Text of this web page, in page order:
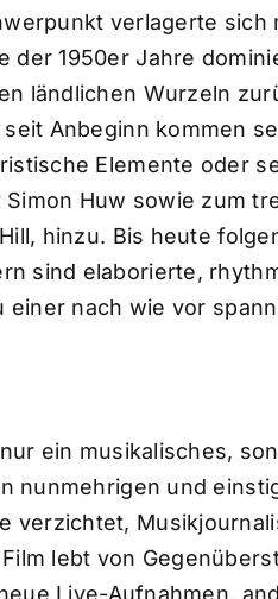
verlagerte sich
der 1950er Jahre
ländlichen Wurzeln
Anbeginn kommen
Elemente oder
Huw sowie zum
hinzu. Bis heute
sind elaborierte,
nach wie vor
ein musikalisches,
nunmehrigen und
verzichtet,
lebt von